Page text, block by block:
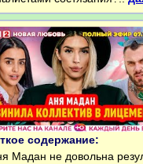
содержание:
не довольна